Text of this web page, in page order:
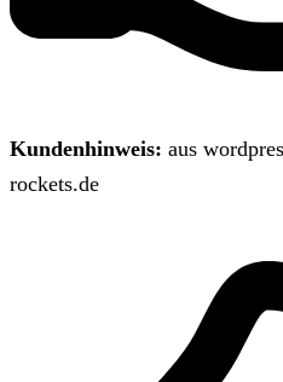
Kundenhinweis: aus
rockets.de